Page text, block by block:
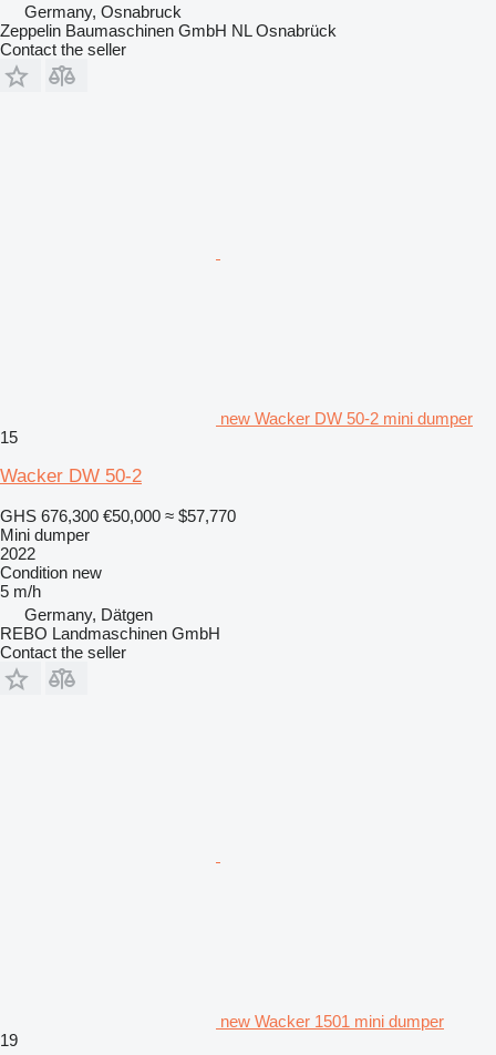
Germany, Osnabruck
Zeppelin Baumaschinen GmbH NL Osnabrück
Contact the seller
new Wacker DW 50-2 mini dumper
15
Wacker DW 50-2
GHS 676,300 €50,000 ≈ $57,770
Mini dumper
2022
Condition new
5 m/h
Germany, Dätgen
REBO Landmaschinen GmbH
Contact the seller
new Wacker 1501 mini dumper
19